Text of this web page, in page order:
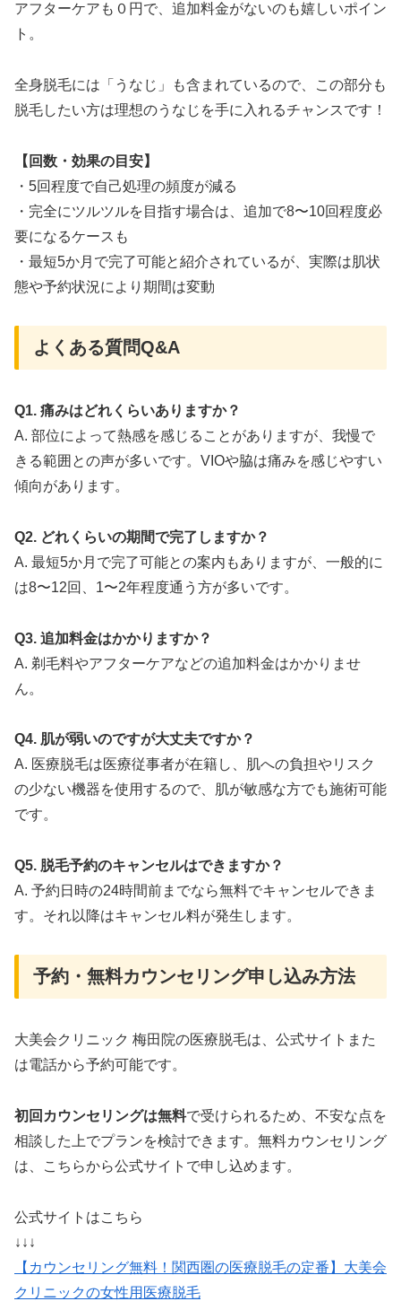
アフターケアも０円で、追加料金がないのも嬉しいポイン
ト。
全身脱毛には「うなじ」も含まれているので、この部分も
脱毛したい方は理想のうなじを手に入れるチャンスです！
【回数・効果の目安】
・5回程度で自己処理の頻度が減る
・完全にツルツルを目指す場合は、追加で8〜10回程度必
要になるケースも
・最短5か月で完了可能と紹介されているが、実際は肌状
態や予約状況により期間は変動
よくある質問Q&A
Q1. 痛みはどれくらいありますか？
A. 部位によって熱感を感じることがありますが、我慢で
きる範囲との声が多いです。VIOや脇は痛みを感じやすい
傾向があります。
Q2. どれくらいの期間で完了しますか？
A. 最短5か月で完了可能との案内もありますが、一般的に
は8〜12回、1〜2年程度通う方が多いです。
Q3. 追加料金はかかりますか？
A. 剃毛料やアフターケアなどの追加料金はかかりませ
ん。
Q4. 肌が弱いのですが大丈夫ですか？
A. 医療脱毛は医療従事者が在籍し、肌への負担やリスク
の少ない機器を使用するので、肌が敏感な方でも施術可能
です。
Q5. 脱毛予約のキャンセルはできますか？
A. 予約日時の24時間前までなら無料でキャンセルできま
す。それ以降はキャンセル料が発生します。
予約・無料カウンセリング申し込み方法
大美会クリニック 梅田院の医療脱毛は、公式サイトまた
は電話から予約可能です。
初回カウンセリングは無料で受けられるため、不安な点を
相談した上でプランを検討できます。無料カウンセリング
は、こちらから公式サイトで申し込めます。
公式サイトはこちら
↓↓↓
【カウンセリング無料！関西圏の医療脱毛の定番】大美会
クリニックの女性用医療脱毛